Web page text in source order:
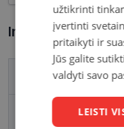
Informacija apie
Prekės ženklas
Išleidimo metai
užtikrinti
įvertinti
pritaikyti ir
Jūs galite
valdyti savo
LEISTI